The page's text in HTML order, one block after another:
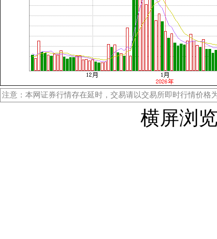
注意：本网证券行情存在延时，交易请以交易所即时行情价格
横屏浏